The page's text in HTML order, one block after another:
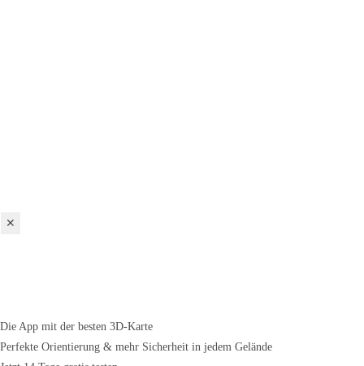
✕
Die App mit der besten 3D-Karte
Perfekte Orientierung & mehr Sicherheit in jedem Gelände